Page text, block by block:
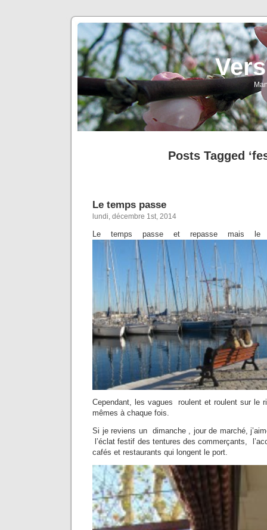
Posts Tagged
Le temps passe
lundi, décembre 1st, 2014
Le temps passe et repasse mais le
Cependant, les vagues roulent et roulent sur le
mêmes à chaque fois.
Si je reviens un dimanche , jour de marché,
l’éclat festif des tentures des commerçants,
cafés et restaurants qui longent le port.